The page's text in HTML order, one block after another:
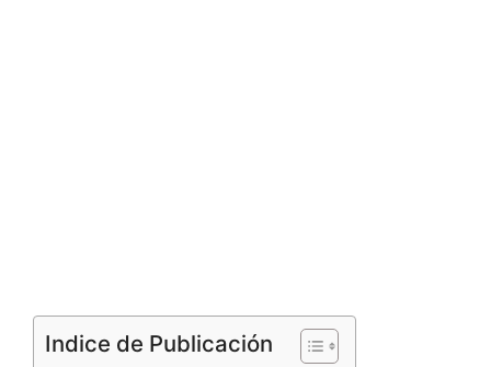
Indice de Publicación